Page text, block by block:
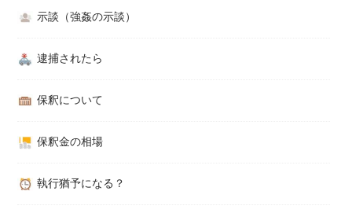
示談（強姦の示談）
逮捕されたら
保釈について
保釈金の相場
執行猶予になる？